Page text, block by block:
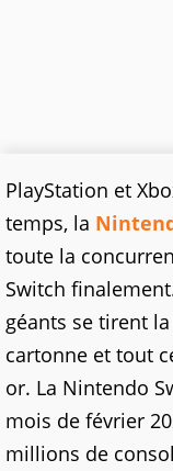
PlayStation et
temps, la
toute la
Switch
géants se tirent
cartonne et tout
or. La Nintendo
mois de février
millions de